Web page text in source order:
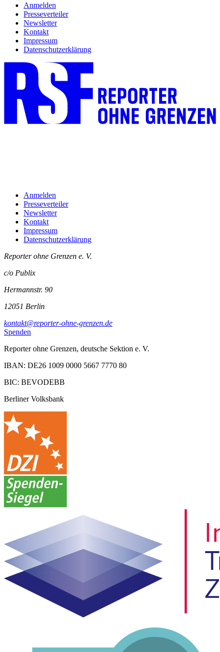
Anmelden
Presseverteiler
Newsletter
Kontakt
Impressum
Datenschutzerklärung
Anmelden
Presseverteiler
Newsletter
Kontakt
Impressum
Datenschutzerklärung
Reporter ohne Grenzen e. V.
c/o Publix
Hermannstr. 90
12051 Berlin
kontakt@reporter-ohne-grenzen.de
Spenden
Reporter ohne Grenzen, deutsche Sektion e. V.
IBAN: DE26 1009 0000 5667 7770 80
BIC: BEVODEBB
Berliner Volksbank